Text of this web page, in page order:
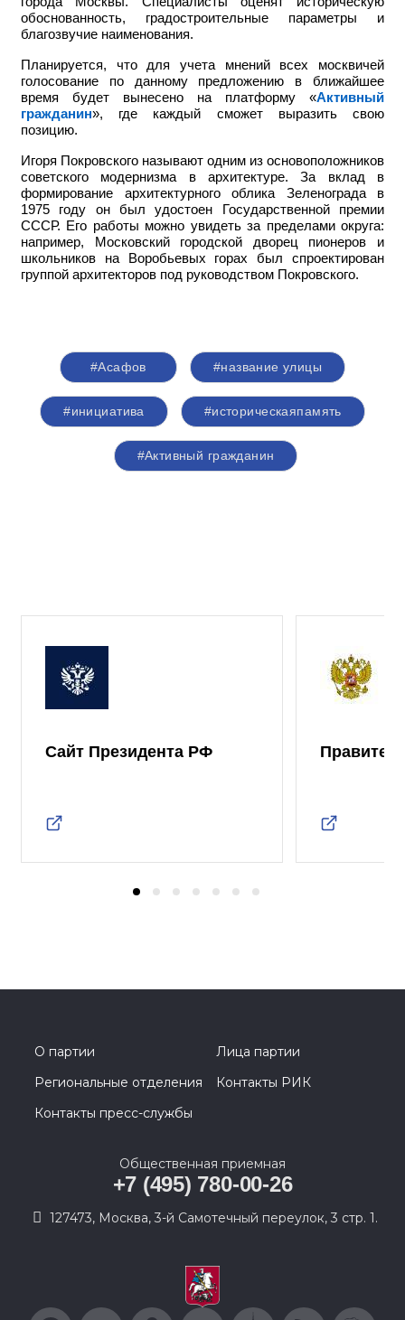
обоснованность, градостроительные параметры и
благозвучие наименования.
Планируется, что для учета мнений всех москвичей
голосование по данному предложению в ближайшее
время будет вынесено на платформу «Активный
гражданин», где каждый сможет выразить свою
позицию.
Игоря Покровского называют одним из основоположников
советского модернизма в архитектуре. За вклад в
формирование архитектурного облика Зеленограда в
1975 году он был удостоен Государственной премии
СССР. Его работы можно увидеть за пределами округа:
например,
Московский городской дворец пионеров и
школьников на Воробьевых горах был спроектирован
группой архитекторов под руководством Покровского.
#Асафов #название улицы
#инициатива #историческаяпамять
#Активный гражданин
Сайт Президента РФ
О партии
Лица партии
Региональные отделения
Контакты РИК
Контакты пресс-службы
Общественная приемная
+7 (495) 780-00-26
127473, Москва, 3-й Самотечный переулок, 3 стр. 1.